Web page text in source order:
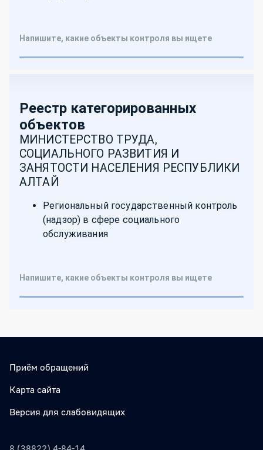
Приём обращений
Карта сайта
Версия для слабовидящих